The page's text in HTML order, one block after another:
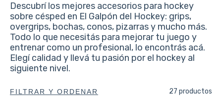
Descubrí los mejores accesorios para hockey
sobre césped en El Galpón del Hockey: grips,
overgrips, bochas, conos, pizarras y mucho más.
Todo lo que necesitás para mejorar tu juego y
entrenar como un profesional, lo encontrás acá.
Elegí calidad y llevá tu pasión por el hockey al
siguiente nivel.
FILTRAR Y ORDENAR 27 productos